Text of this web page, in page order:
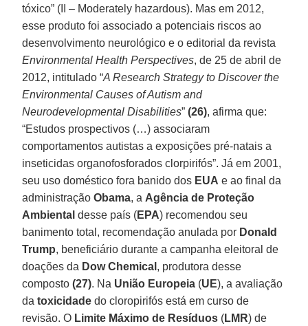
tóxico” (II – Moderately hazardous). Mas em 2012,
esse produto foi associado a potenciais riscos ao
desenvolvimento neurológico e o editorial da revista
Environmental Health Perspectives, de 25 de abril de
2012, intitulado “A Research Strategy to Discover the
Environmental Causes of Autism and
Neurodevelopmental Disabilities”(26), afirma que:
“Estudos prospectivos (…) associaram
comportamentos autistas a exposições pré-natais a
inseticidas organofosforados clorpirifós”. Já em 2001,
seu uso doméstico fora banido dos EUA e ao final da
administraçãoObama, a Agência de Proteção
Ambiental desse país (EPA) recomendou seu
banimento total, recomendação anulada por Donald
Trump, beneficiário durante a campanha eleitoral de
doações da Dow Chemical , produtora desse
composto(27). Na União Europeia (UE), a avaliação
datoxicidade do cloropirifós está em curso de
revisão. O Limite Máximo de Resíduos (LMR) de